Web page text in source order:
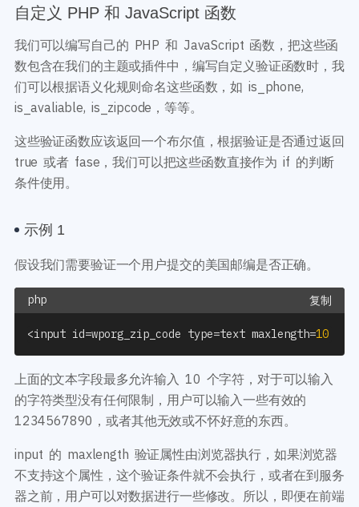
自定义 PHP 和 JavaScript 函数
我们可以编写自己的 PHP 和 JavaScript 函数，把这些函
数包含在我们的主题或插件中，编写自定义验证函数时，我
们可以根据语义化规则命名这些函数，如 is_phone,
is_avaliable, is_zipcode，等等。
这些验证函数应该返回一个布尔值，根据验证是否通过返回
true 或者 fase，我们可以把这些函数直接作为 if 的判断
条件使用。
示例 1
假设我们需要验证一个用户提交的美国邮编是否正确。
复制
<input id=wporg_zip_code type=text maxlength=10
上面的文本字段最多允许输入 10 个字符，对于可以输入
的字符类型没有任何限制，用户可以输入一些有效的
1234567890，或者其他无效或不怀好意的东西。
input 的 maxlength 验证属性由浏览器执行，如果浏览器
不支持这个属性，这个验证条件就不会执行，或者在到服务
器之前，用户可以对数据进行一些修改。所以，即便在前端